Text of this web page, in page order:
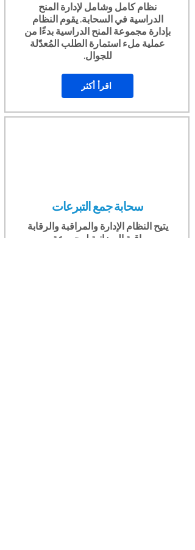
نظام كامل وشامل لإدارة المنح
الدراسية في السحابة. يقوم النظام
بإدارة مجموعة المنح الدراسية بدءًا من
عملية ملء استمارة الطلب المُعدّلة
للجوال.
اقرأ أكثر
سحابة جمع التبرعات
يتيح النظام الإدارة والمراقبة والرقابة
ومراقبة الميزانية لمجموعة من